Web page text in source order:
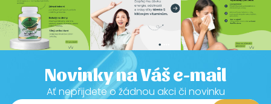
Novinky na Váš e-mail
Ať nepřijdete o žádnou akci či novinku